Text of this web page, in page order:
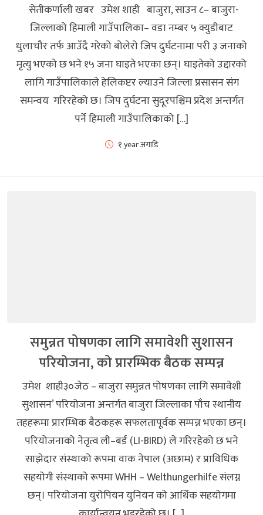
सेतीकर्णाली खबर उमेश शाही बाजुरा, साउन ८– बाजुरा-
जिल्लाको हिमाली गाउँपालिका– वडा नम्बर ५ क्युडीबाट
धुलाचौर तर्फ आउँदै गरेको बोलेरो जिप दुर्घटनामा परी ३ जनाको
मृत्यु भएको छ भने १५ जना घाइते भएका छन्। घाइतेको उद्दारको
लागि गाउँपालिकाले हेलिकप्टर ल्याउने जिल्ला प्रसासन संग
समन्वय गरिरहेको छ। जिप दुर्घटना सुदूरपश्चिम प्रदेश अन्तर्गत
पर्ने हिमाली गाउँपालिकाको […]
१ year अगाडि
समुन्नत पोषणका लागि समावेशी सुशासन
परियोजना, को प्रारम्भिक बैठक सम्पन्न
उमेश शाही३०जेठ – बाजुरा समुन्नत पोषणका लागि समावेशी
सुशासन’ परियोजना अन्तर्गत बाजुरा जिल्लाका पाँच स्थानीय
तहहरूमा प्रारम्भिक बैठकहरू सफलतापूर्वक सम्पन्न भएका छन्।
परियोजनाको नेतृत्व ली–बर्ड (LI-BIRD) ले गरिरहेको छ भने
साझेदार संस्थाको रूपमा वाक नेपाल (अछाम) र प्राविधिक
सहयोगी संस्थाको रूपमा WHH – Welthungerhilfe संलग्न
छन्। परियोजना युरोपियन युनियन को आर्थिक सहयोगमा